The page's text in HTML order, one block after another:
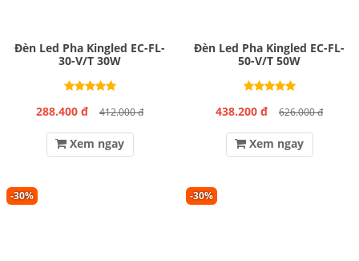
Đèn Led Pha Kingled EC-FL-
30-V/T 30W
288.400 đ 412.000 đ
Xem ngay
Đèn Led Pha Kingled EC-FL-
50-V/T 50W
438.200 đ 626.000 đ
Xem ngay
-30% -30%